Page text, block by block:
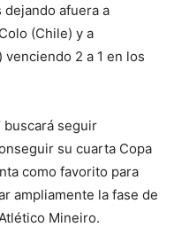
afuera a
(Chile) y a
2 a 1 en los
buscará seguir
su cuarta Copa
como favorito para
ampliamente la fase de
Mineiro.